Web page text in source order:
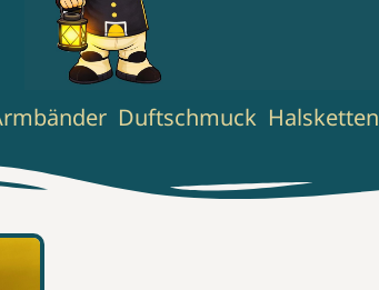
Duftschmuck Halsketten